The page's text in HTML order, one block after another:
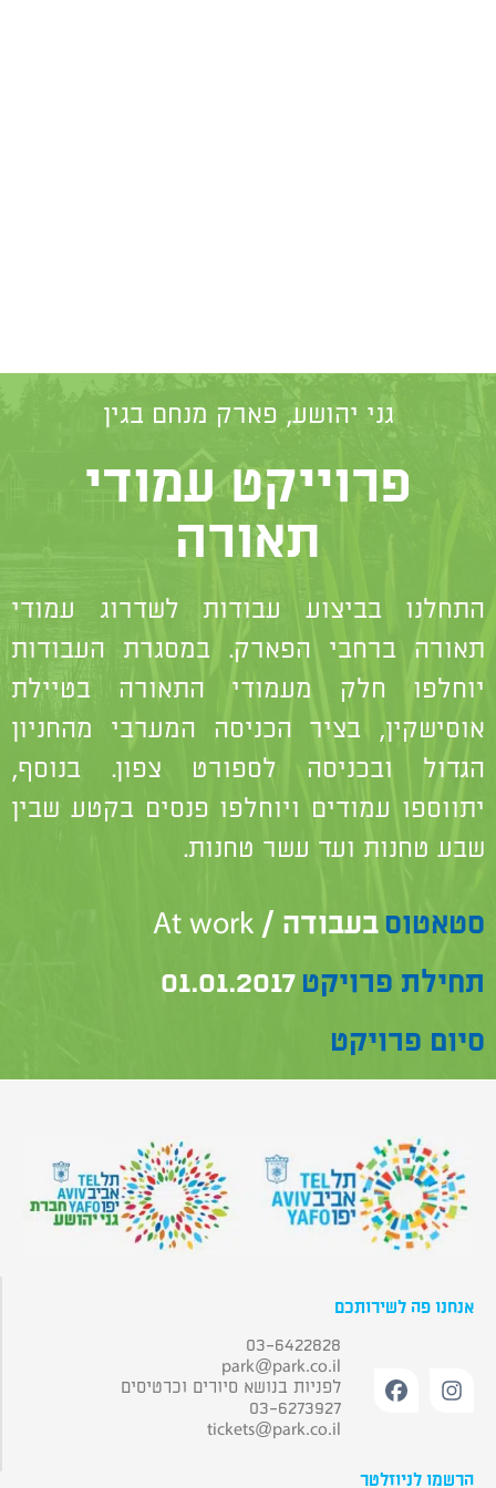
גני יהושע, פארק מנחם בגין
פרוייקט עמודי
תאורה
התחלנו בביצוע עבודות לשדרוג עמודי
תאורה ברחבי הפארק. במסגרת העבודות
יוחלפו חלק מעמודי התאורה בטיילת
אוסישקין, בציר הכניסה המערבי מהחניון
הגדול ובכניסה לספורט צפון. בנוסף,
יתווספו עמודים ויוחלפו פנסים בקטע שבין
שבע טחנות ועד עשר טחנות.
סטאטוס בעבודה / At work
תחילת פרויקט 01.01.2017
סיום פרויקט
אנחנו פה לשירותכם
03-6422828
park@park.co.il
לפניות בנושא סיורים וכרטיסים
03-6273927
tickets@park.co.il
הרשמו לניוזלטר